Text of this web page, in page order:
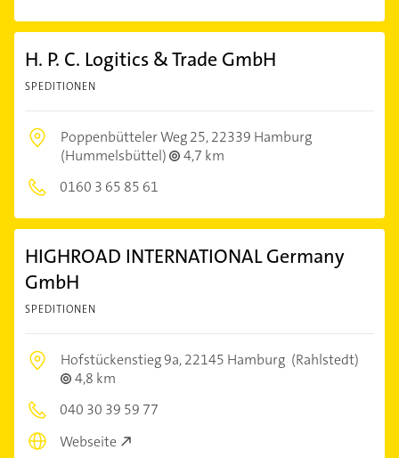
H. P. C. Logitics & Trade GmbH
SPEDITIONEN
Poppenbütteler Weg 25,22339 Hamburg
(Hummelsbüttel)
4,7 km
0160 3 65 85 61
HIGHROAD INTERNATIONAL Germany
GmbH
SPEDITIONEN
Hofstückenstieg 9a,22145 Hamburg (Rahlstedt)
4,8 km
040 30 39 59 77
Webseite